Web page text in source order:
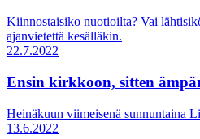
Kiinnostaisiko nuotioilta? Vai
ajanvietettä kesälläkin.
22.7.2022
Ensin kirkkoon, sitten
Heinäkuun viimeisenä sunnuntaina
13.6.2022